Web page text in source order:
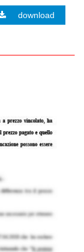
download